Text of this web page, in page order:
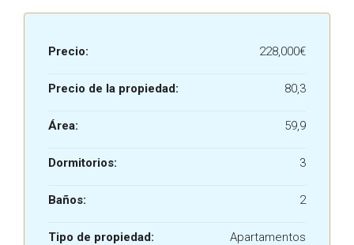
Precio: 228,000€
Precio de la propiedad: 80,3
Área: 59,9
Dormitorios: 3
Baños: 2
Tipo de propiedad: Apartamentos